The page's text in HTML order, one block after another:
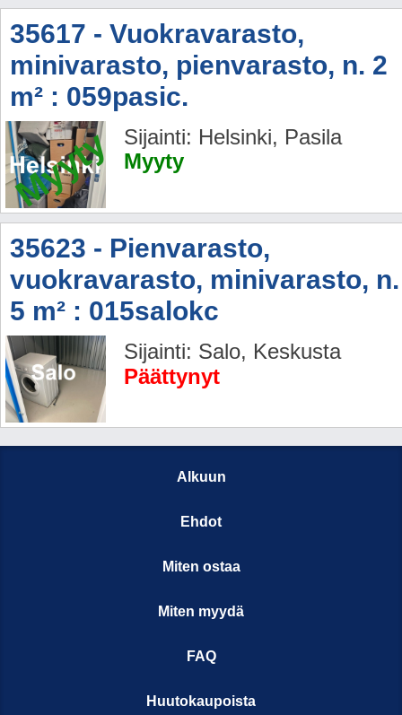
35617 - Vuokravarasto,
minivarasto, pienvarasto, n. 2
m² : 059pasic.
Myyty
Sijainti: Helsinki, Pasila
Myyty
35623 - Pienvarasto,
vuokravarasto, minivarasto, n.
5 m² : 015salokc
Sijainti: Salo, Keskusta
Päättynyt
Alkuun
Ehdot
Miten ostaa
Miten myydä
FAQ
Huutokaupoista